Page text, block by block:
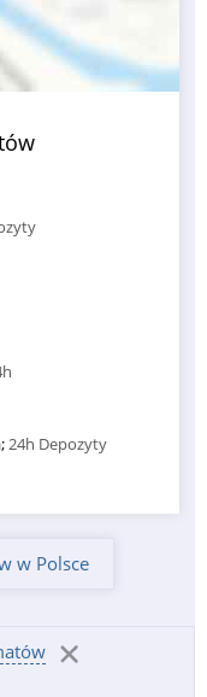
24h Depozyty
24h
w Polsce